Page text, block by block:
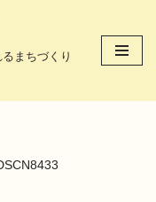
まちづくり